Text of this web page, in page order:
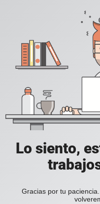
Lo siento,
Gracias por tu